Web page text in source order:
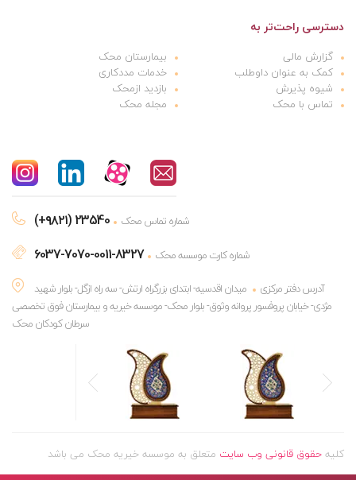
دسترسی راحت‌تر به
گزارش مالی
بیمارستان محک
کمک به عنوان داوطلب
خدمات مددکاری
شیوه پذیرش
بازدید ازمحک
تماس با محک
مجله محک
(+۹۸۲۱) 23540 شماره تماس محک
6037-7070-0011-8327
شماره کارت موسسه محک
آدرس دفتر مرکزی
میدان اقدسیه- ابتدای بزرگراه ارتش- سه راه ازگل- بلوار شهید
مژدی- خیابان پروفسور پروانه وثوق- بلوار محک- موسسه خیریه و بیمارستان فوق تخصصی
سرطان کودکان محک
کلیهحقوق قانونی وب سایت متعلق به موسسه خیریه محک می باشد